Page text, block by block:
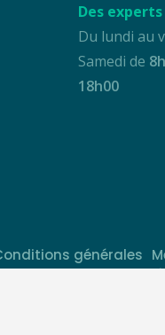
Des
Du lundi au
Samedi de
18h00
générales
vente